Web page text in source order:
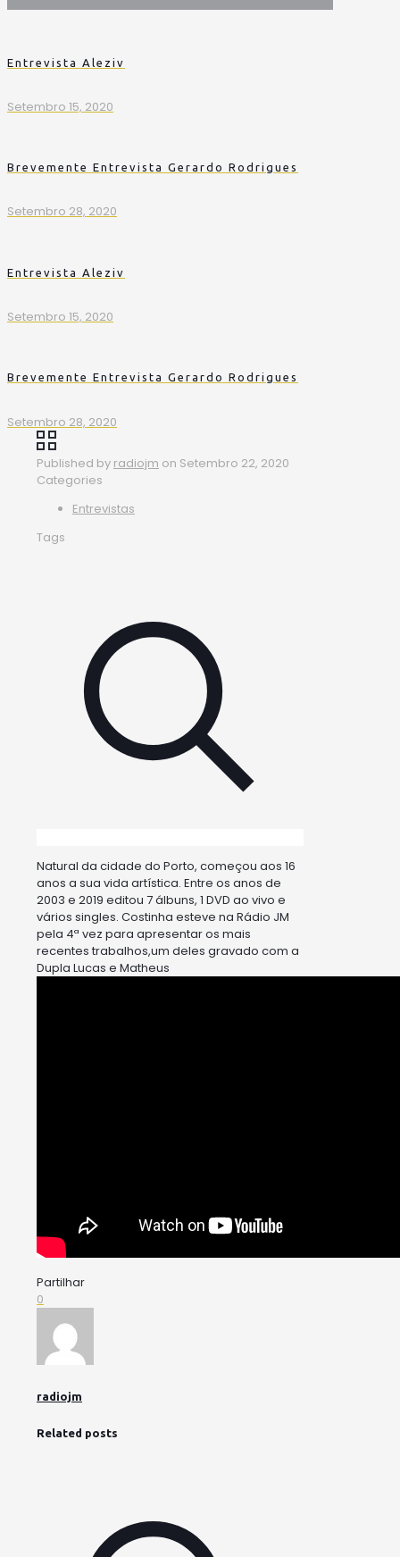
Entrevista Aleziv
Setembro 15, 2020
Brevemente Entrevista Gerardo Rodrigues
Setembro 28, 2020
Entrevista Aleziv
Setembro 15, 2020
Brevemente Entrevista Gerardo Rodrigues
Setembro 28, 2020
Published by radiojm on Setembro 22, 2020
Categories
Entrevistas
Tags
Natural da cidade do Porto, começou aos 16
anos a sua vida artística. Entre os anos de
2003 e 2019 editou 7 álbuns, 1 DVD ao vivo e
vários singles. Costinha esteve na Rádio JM
pela 4ª vez para apresentar os mais
recentes trabalhos,um deles gravado com a
Dupla Lucas e Matheus
Partilhar
0
radiojm
Related posts